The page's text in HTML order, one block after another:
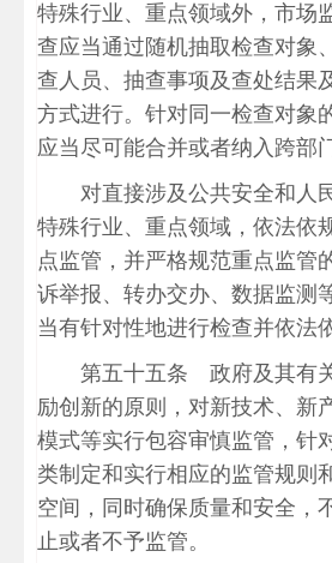
特殊行业、重点领域外，市场
查应当通过随机抽取检查对象
查人员、抽查事项及查处结果
方式进行。针对同一检查对象
应当尽可能合并或者纳入跨部
对直接涉及公共安全和人
特殊行业、重点领域，依法依
点监管，并严格规范重点监管
诉举报、转办交办、数据监测
当有针对性地进行检查并依法
第五十五条 政府及其有
励创新的原则，对新技术、新
模式等实行包容审慎监管，针
类制定和实行相应的监管规则
空间，同时确保质量和安全，
止或者不予监管。